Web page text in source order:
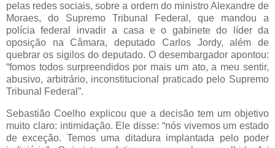
pelas redes sociais, sobre a ordem do ministro Alexandre de
Moraes, do Supremo Tribunal Federal, que mandou a
polícia federal invadir a casa e o gabinete do líder da
oposição na Câmara, deputado Carlos Jordy, além de
quebrar os sigilos do deputado. O desembargador apontou:
“fomos todos surpreendidos por mais um ato, a meu sentir,
abusivo, arbitrário, inconstitucional praticado pelo Supremo
Tribunal Federal”.
Sebastião Coelho explicou que a decisão tem um objetivo
muito claro: intimidação. Ele disse: “nós vivemos um estado
de exceção. Temos uma ditadura implantada pelo poder